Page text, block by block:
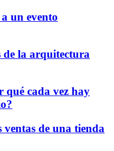
un evento
de la arquitectura
qué cada vez hay
de una tienda